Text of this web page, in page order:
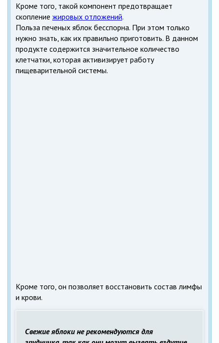
Кроме того, такой компонент предотвращает
скопление жировых отложений.
Польза печеных яблок бесспорна. При этом только
нужно знать, как их правильно приготовить. В данном
продукте содержится значительное количество
клетчатки, которая активизирует работу
пищеварительной системы.
Кроме того, он позволяет восстановить состав лимфы
и крови.
Свежие яблоки не рекомендуются для